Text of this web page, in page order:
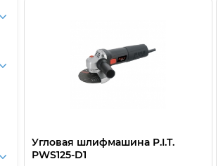
Угловая шлифмашина P.I.T.
РWS125-D1